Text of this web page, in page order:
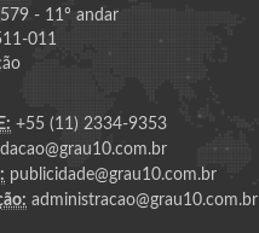
- 11º andar
011
+55 (11) 2334-9353
publicidade@grau10.com.br
administracao@grau10.com.br